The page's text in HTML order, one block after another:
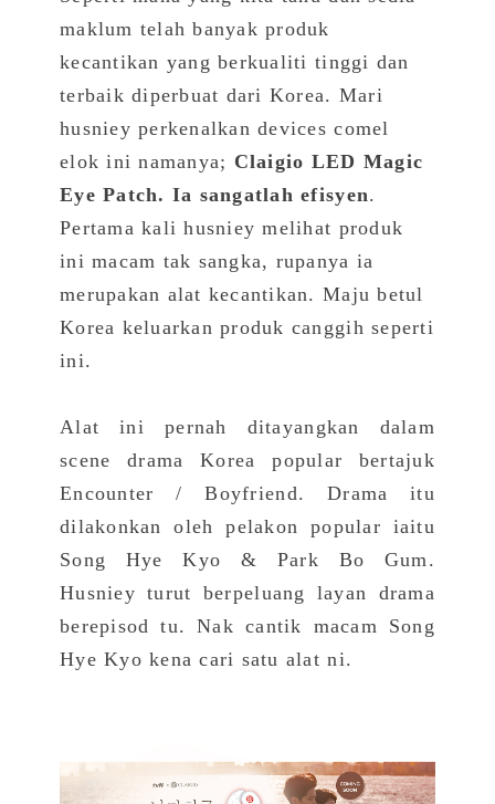
maklum telah banyak produk
kecantikan yang berkualiti tinggi dan
terbaik diperbuat dari Korea. Mari
husniey perkenalkan devices comel
elok ini namanya; Claigio LED Magic
Eye Patch. Ia sangatlah efisyen.
Pertama kali husniey melihat produk
ini macam tak sangka, rupanya ia
merupakan alat kecantikan. Maju betul
Korea keluarkan produk canggih seperti
ini.
Alat ini pernah ditayangkan dalam
scene drama Korea popular bertajuk
Encounter / Boyfriend. Drama itu
dilakonkan oleh pelakon popular iaitu
Song Hye Kyo & Park Bo Gum.
Husniey turut berpeluang layan drama
berepisod tu. Nak cantik macam Song
Hye Kyo kena cari satu alat ni.